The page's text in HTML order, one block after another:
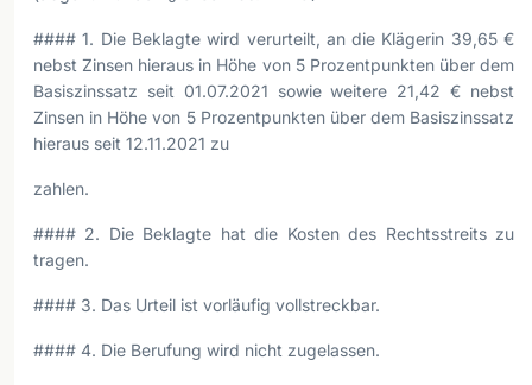
#### 1. Die Beklagte wird verurteilt, an die Klägerin 39,65 €
nebst Zinsen hieraus in Höhe von 5 Prozentpunkten über dem
Basiszinssatz seit 01.07.2021 sowie weitere 21,42 € nebst
Zinsen in Höhe von 5 Prozentpunkten über dem Basiszinssatz
hieraus seit 12.11.2021 zu
zahlen.
#### 2. Die Beklagte hat die Kosten des Rechtsstreits zu
tragen.
#### 3. Das Urteil ist vorläufig vollstreckbar.
#### 4. Die Berufung wird nicht zugelassen.